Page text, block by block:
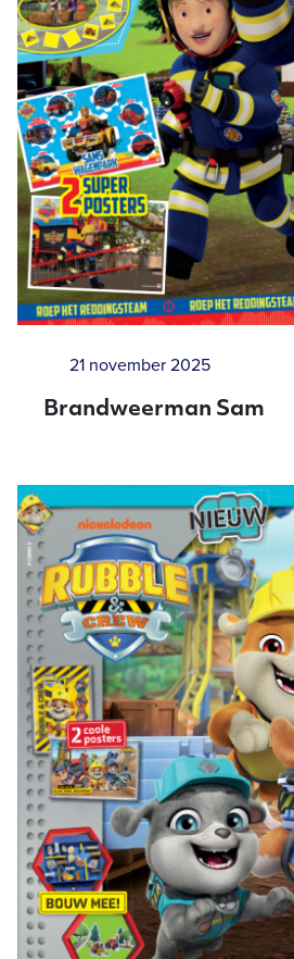
21 november 2025
Brandweerman Sam